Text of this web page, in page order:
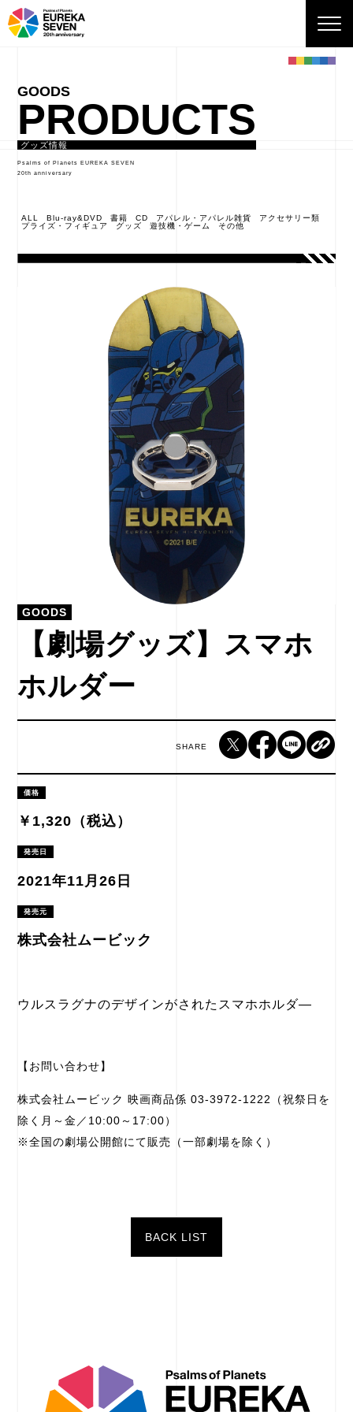
PRODUCTS
グッズ情報
Psalms of Planets EUREKA SEVEN
20th anniversary
ALL Blu-ray&DVD 書籍 CD アパレル・アパレル雑貨
アクセサリー類
プライズ・フィギュア
グッズ 遊技機・ゲーム その他
GOODS
【劇場グッズ】スマホ
ホルダー
SHARE
価格
￥1,320（税込）
発売日
2021年11月26日
発売元
株式会社ムービック
ウルスラグナのデザインがされたスマホホルダ―
【お問い合わせ】
株式会社ムービック 映画商品係 03-3972-1222（祝祭日を
除く月～金／10:00～17:00）
※全国の劇場公開館にて販売（一部劇場を除く）
BACK LIST